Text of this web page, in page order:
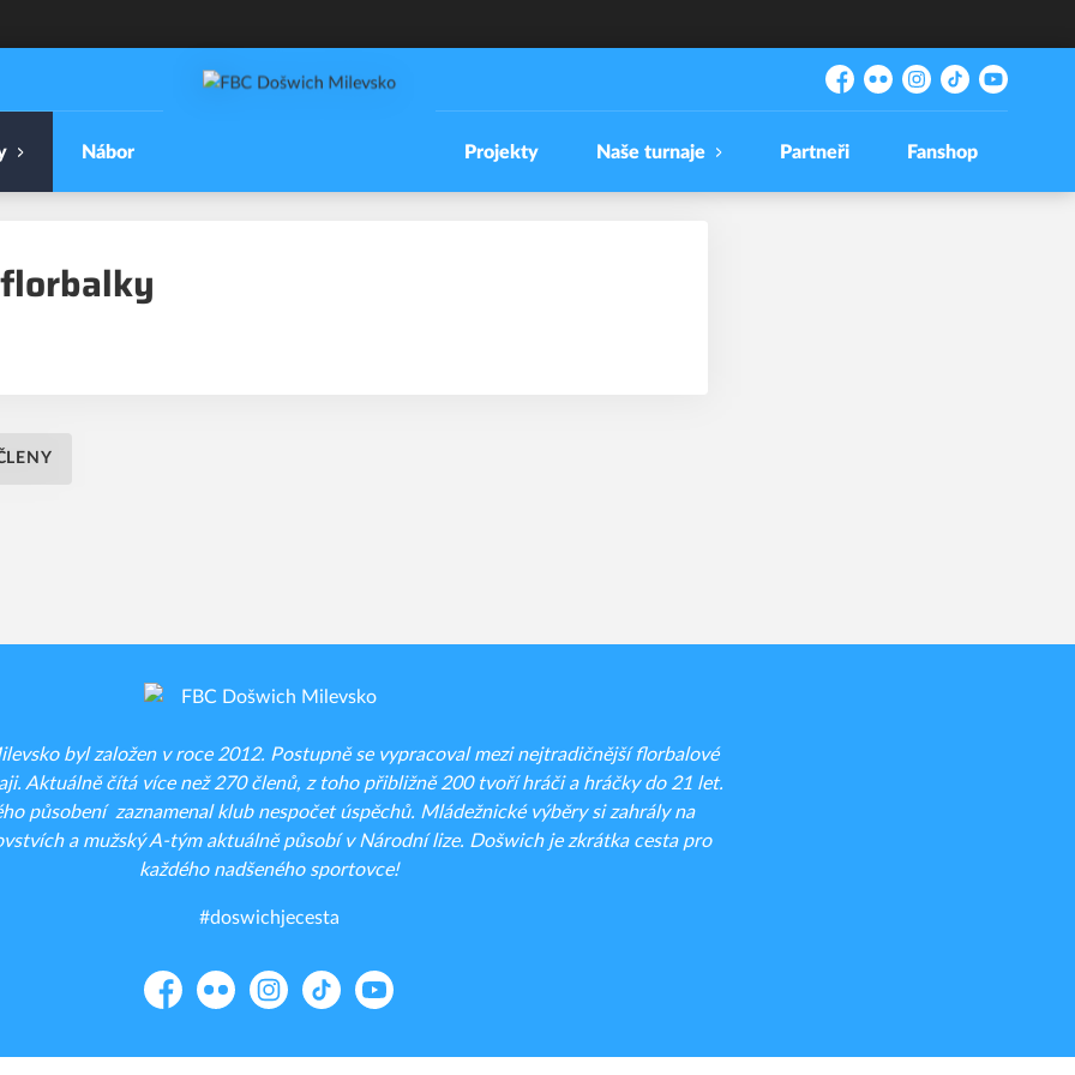
Facebook
Flickr Instagram
TikTokYouTube
Nábor Projekty Naše turnaje Partneři Fanshop
byl založen v roce 2012. Postupně se vypracoval mezi nejtradičnější florbalové
Aktuálně čítá více než 270 členů, z toho přibližně 200 tvoří hráči a hráčky do 21 let.
působení zaznamenal klub nespočet úspěchů. Mládežnické výběry si zahrály na
a mužský A-tým aktuálně působí v Národní lize. Došwich je zkrátka cesta pro
každého nadšeného sportovce!
#doswichjecesta
FacebookFlickr Instagram
TikTok YouTube